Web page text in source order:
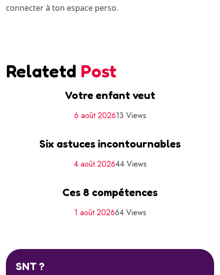
connecter à ton espace perso.
Relatetd Post
Votre enfant veut
6 août 202613 Views
Six astuces incontournables
4 août 202644 Views
Ces 8 compétences
1 août 202664 Views
SNT ?